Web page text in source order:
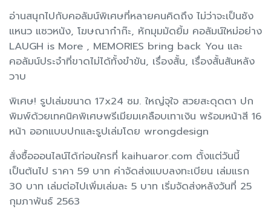
อ่านสนุกไปกับคอลัมน์พิเศษที่หลายคนคิดถึง ไม่ว่าจะเป็นซัง
แหนว แซวหนัง, โฆษณาก๋าก๊ะ, หักมุมมัดยิ้ม คอลัมน์ใหม่อย่าง
LAUGH is More , MEMORIES bring back You และ
คอลัมน์ประจำที่ขาดไม่ได้ทั้งขำขัน, เรื่องสั้น, เรื่องสั้นสันหลัง
วาบ
พิเศษ! รูปเล่มขนาด 17x24 ซม. ใหญ่จุใจ สวยสะดุดตา ปก
พิมพ์ด้วยเทคนิคพิเศษพรีเมียมเคลือบเทาเงิน พร้อมหน้าสี 16
หน้า ออกแบบปกและรูปเล่มโดย wrongdesign
สั่งซื้อออนไลน์ได้ก่อนใครที่ kaihuaror.com ตั้งแต่วันนี้
เป็นต้นไป ราคา 59 บาท ค่าจัดส่งแบบลงทะเบียน เล่มแรก
30 บาท เล่มต่อไปเพิ่มเล่มละ 5 บาท เริ่มจัดส่งหลังวันที่ 25
กุมภาพันธ์ 2563